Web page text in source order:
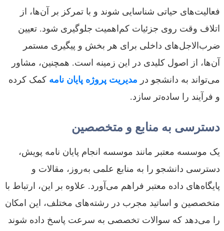
فعالیت‌های حیاتی شناسایی شوند و با تمرکز بر آن‌ها، از
اتلاف وقت روی جزئیات کم‌اهمیت جلوگیری شود. تعیین
ضرب‌الاجل‌های داخلی برای هر بخش و پیگیری مستمر
آن‌ها، از اصول کلیدی در این زمینه است. همچنین، مشاور
می‌تواند به دانشجو در مدیریت پروژه پایان نامه کمک کرده
و فرآیند را ساده‌تر سازد.
دسترسی به منابع و متخصصین
یک موسسه معتبر مانند موسسه انجام پایان نامه پویش،
دسترسی دانشجو را به منابع علمی به‌روز، مقالات و
پایگاه‌های داده معتبر فراهم می‌آورد. علاوه بر این، ارتباط با
متخصصین و اساتید مجرب در رشته‌های مختلف، این امکان
را می‌دهد که سوالات تخصصی به سرعت پاسخ داده شوند